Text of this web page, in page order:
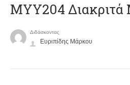
ΜΥΥ204 Διακριτά
Διδάσκοντας
Ευριπίδης Μάρκου